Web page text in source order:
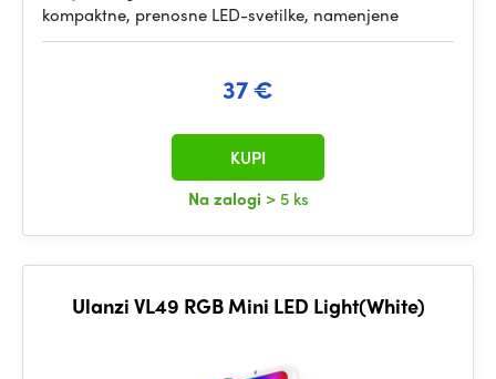
kompaktne, prenosne LED-svetilke, namenjene
37 €
Na zalogi > 5 ks
KUPI
Ulanzi VL49 RGB Mini LED Light(White)